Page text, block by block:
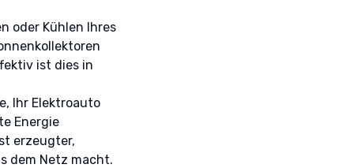
oder Kühlen Ihres
ist dies in
Ihr Elektroauto
Energie
erzeugter,
dem Netz macht.